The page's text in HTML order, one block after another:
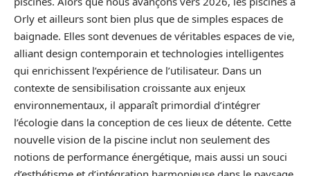
Orly et ailleurs sont bien plus que de simples espaces de
baignade. Elles sont devenues de véritables espaces de vie,
alliant design contemporain et technologies intelligentes
qui enrichissent l’expérience de l’utilisateur. Dans un
contexte de sensibilisation croissante aux enjeux
environnementaux, il apparaît primordial d’intégrer
l’écologie dans la conception de ces lieux de détente. Cette
nouvelle vision de la piscine inclut non seulement des
notions de performance énergétique, mais aussi un souci